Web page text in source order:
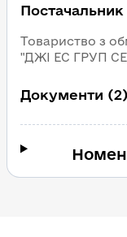
Постачальник
Товариство з
"ДЖІ ЕС ГРУП
Документи (2)